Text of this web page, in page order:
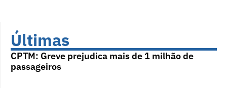
Últimas
CPTM: Greve prejudica mais de 1 milhão de
passageiros